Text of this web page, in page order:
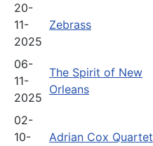
20-
11-
2025
Zebrass
06-
11-
2025
The Spirit of New
Orleans
02-
10-
Adrian Cox Quartet